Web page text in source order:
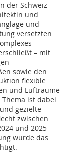
der Schweiz
und
und
versetzten
– mit
sowie den
flexible
und Lufträume
ist dabei
gezielte
zwischen
und 2025
wurde das